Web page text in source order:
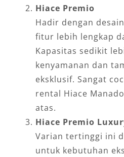
Hiace Premio
Hadir dengan
fitur lebih lengkap
Kapasitas sedikit
kenyamanan dan
eksklusif. Sangat
rental Hiace
atas.
Hiace Premio
Varian tertinggi ini
untuk kebutuhan